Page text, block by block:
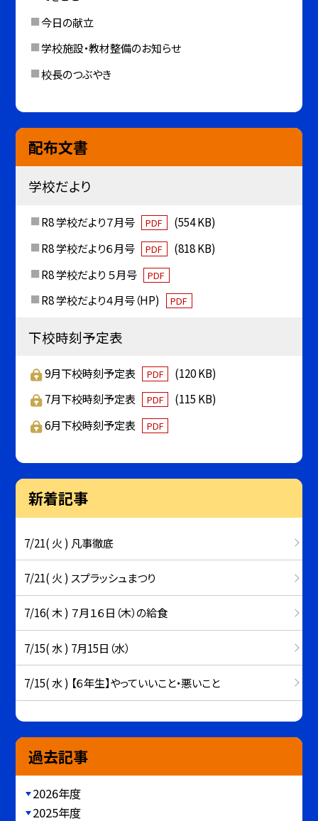
今日の献立
学校施設・教材整備のお知らせ
校長のつぶやき
配布文書
学校だより
R8 学校だより７月号 PDF
(554 KB)
R8 学校だより６月号
PDF
(818 KB)
R8 学校だより ５月号
PDF
R8 学校だより４月号（HP) PDF
下校時刻予定表
9月下校時刻予定表 PDF
(120 KB)
7月下校時刻予定表
PDF
(115 KB)
6月下校時刻予定表
PDF
新着記事
7/21( 火 ) 凡事徹底
7/21( 火 ) スプラッシュまつり
7/16( 木 ) ７月１６日（木）の給食
7/15( 水 ) 7月15日（水）
7/15( 水 ) 【６年生】やっていいこと・悪いこと
過去記事
2026年度
2025年度